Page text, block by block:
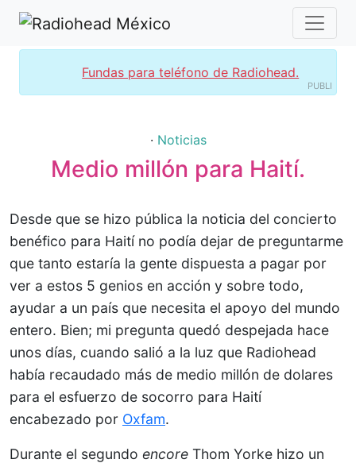
Fundas para teléfono de Radiohead.
PUBLI
· Noticias
Medio millón para Haití.
Desde que se hizo pública la noticia del concierto
benéfico para Haití no podía dejar de preguntarme
que tanto estaría la gente dispuesta a pagar por
ver a estos 5 genios en acción y sobre todo,
ayudar a un país que necesita el apoyo del mundo
entero. Bien; mi pregunta quedó despejada hace
unos días, cuando salió a la luz que Radiohead
había recaudado más de medio millón de dolares
para el esfuerzo de socorro para Haití
encabezado por Oxfam.
Durante el segundo encore Thom Yorke hizo un